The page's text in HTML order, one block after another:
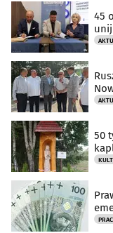
45
50